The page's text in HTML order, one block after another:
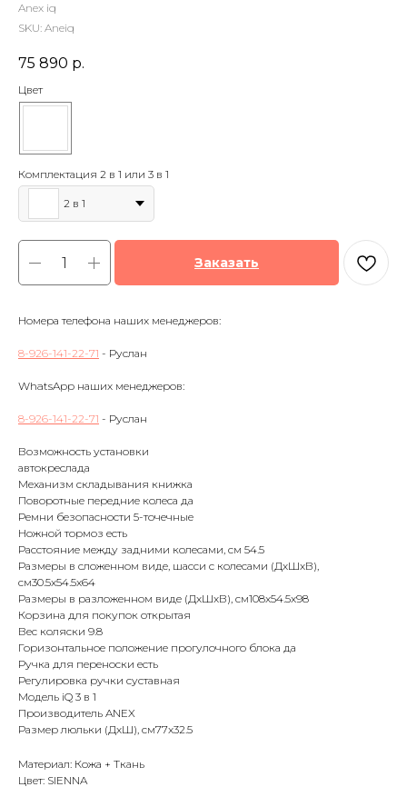
Anex iq
SKU: Aneiq
75 890 р.
Цвет
Комплектация 2 в 1 или 3 в 1
2 в 1
Заказать
Номера телефона наших менеджеров:
8-926-141-22-71 - Руслан
WhatsApp наших менеджеров:
8-926-141-22-71 - Руслан
Возможность установки
автокреслада
Механизм складывания книжка
Поворотные передние колеса да
Ремни безопасности 5-точечные
Ножной тормоз есть
Расстояние между задними колесами, см 54.5
Размеры в сложенном виде, шасси с колесами (ДхШхВ),
см30.5x54.5x64
Размеры в разложенном виде (ДхШхВ), см108x54.5x98
Корзина для покупок открытая
Вес коляски 9.8
Горизонтальное положение прогулочного блока да
Ручка для переноски есть
Регулировка ручки суставная
Модель iQ 3 в 1
Производитель ANEX
Размер люльки (ДхШ), см77x32.5
Материал: Кожа + Ткань
Цвет: SIENNA